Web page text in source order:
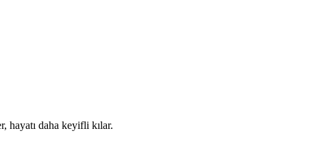
hayatı daha keyifli kılar.